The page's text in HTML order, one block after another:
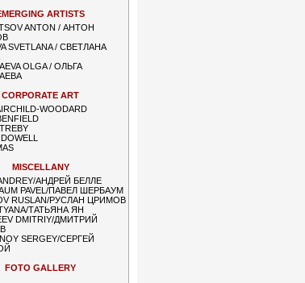
ARTISTS
ANTON / АНТОН
SVETLANA / СВЕТЛАНА
OLGA / ОЛЬГА
CORPORATE ART
WOODARD
MISCELLANY
АНДРЕЙ БЕЛЛЕ
PAVEL/ПАВЕЛ ШЕРБАУМ
RUSLAN/РУСЛАН ЦРИМОВ
ТАТЬЯНА ЯН
DMITRIY/ДМИТРИЙ
SERGEY/СЕРГЕЙ
FOTO GALLERY